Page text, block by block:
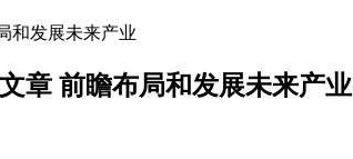
和发展未来产业
章 前瞻布局和发展未来产业